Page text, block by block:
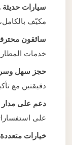
سيارات حديثة
مكيّف
سائقون
خدمات المطار،
حجز سهل
دقيقتين مع
دعم على مدار
على
خيارات متعددة: